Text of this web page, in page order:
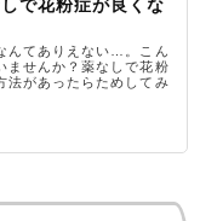
で花粉症が良くな
んてありえない…。こん
ませんか？薬なしで花粉
法があったらためしてみ